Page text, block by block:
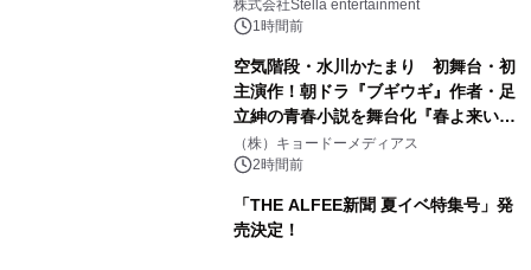
株式会社Stella entertainment
1時間前
空気階段・水川かたまり 初舞台・初
主演作！朝ドラ『ブギウギ』作者・足
立紳の青春小説を舞台化『春よ来い、
マジで来い』キービジュアル解禁！
（株）キョードーメディアス
2時間前
「THE ALFEE新聞 夏イベ特集号」発
売決定！